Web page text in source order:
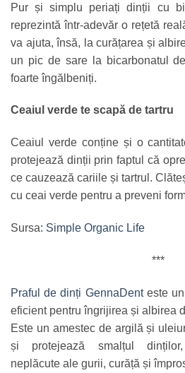
Pur și simplu periați dinții cu
reprezintă într-adevăr o rețetă
va ajuta, însă, la curățarea și
un pic de sare la bicarbonatul
foarte îngălbeniți.
Ceaiul verde te scapă de tartru
Ceaiul verde conține și o
protejează dinții prin faptul că
ce cauzează cariile și tartrul.
cu ceai verde pentru a preveni
Sursa: Simple Organic Life
***
Praful de dinți GennaDenteste un
eficient pentru îngrijirea și albirea
Este un amestec de argilă și
și protejează smalțul
neplăcute ale gurii, curăță și